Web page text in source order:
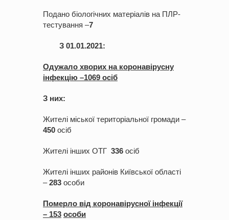
Подано біологічних матеріалів на ПЛР-
тестування –7
З 01.01.2021:
Одужало хворих на коронавірусну
інфекцію –1069 осіб
З них:
Жителі міської територіальної громади –
450 осіб
Жителі інших ОТГ 336 осіб
Жителі інших районів Київської області
–283 особи
Померло від коронавірусної інфекції
– 153 особи